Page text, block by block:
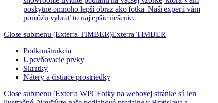
poskytne omnoho lepší obraz ako fotka. Naši experti vám
pomôžu vybrať to najlepšie riešenie.
Close submenu (Exterra TIMBER)Exterra TIMBER
Podkonštrukcia
Upevňovacie prvky
Skrutky
Nátery a čistiace prostriedky
Close submenu (Exterra WPCFotky na webovej stránke sú len